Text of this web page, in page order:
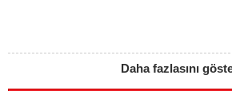
Daha fazlasını